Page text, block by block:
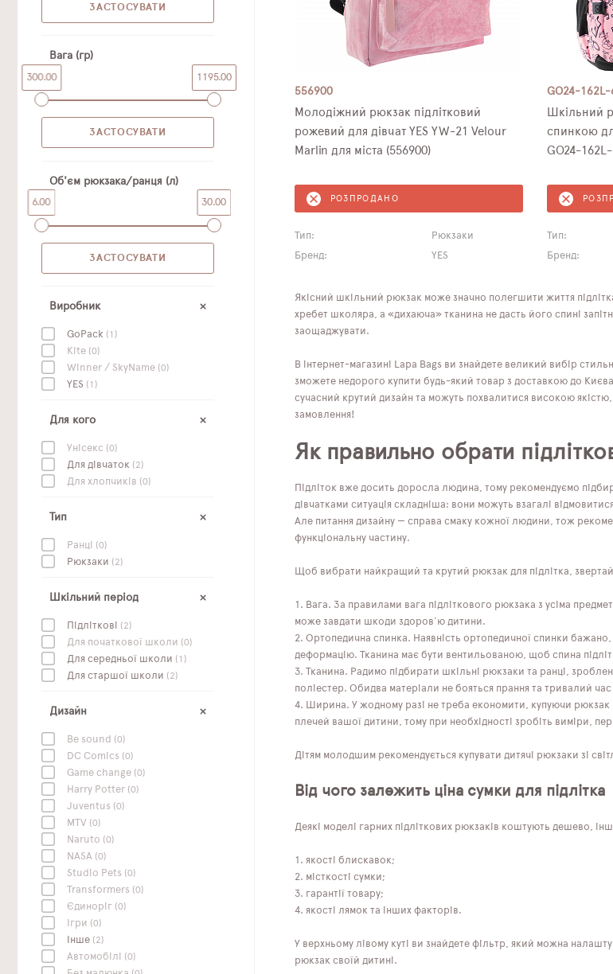
Вага (гр)
300.00 1195.00
Об'єм рюкзака/ранця (л)
6.00 30.00
Виробник
GoPack (1)
Kite (0)
Winner / SkyName (0)
YES (1)
Для кого
Унісекс (0)
Для дівчаток (2)
Для хлопчиків (0)
Тип
Ранці (0)
Рюкзаки (2)
Шкільний період
Підліткові (2)
Для початкової школи (0)
Для середньої школи (1)
Для старшої школи (2)
Дизайн
Be sound (0)
DC Сomics (0)
Game change (0)
Harry Potter (0)
Juventus (0)
MTV (0)
Naruto (0)
NASA (0)
Studio Pets (0)
Transformers (0)
Єдиноріг (0)
Ігри (0)
Інше (2)
Автомобілі (0)
556900
Молодіжний рюкзак підлітковий
рожевий для дівчат YES YW-21 Velour
Marlin для міста (556900)
РОЗПРОДАНО
Тип:
Рюкзаки
Бренд:
YES
GO24-162L-
Шкільний рюкзак з
спинкою
GO24-
Тип:
Бренд:
Якісний шкільний рюкзак може значно полегшити життя
хребет школяра, а «дихаюча» тканина не дасть його спині
заощаджувати.
В інтернет-магазині Lapa Bags ви знайдете великий вибір
зможете недорого купити будь-який товар з доставкою до Києва
сучасний крутий дизайн та можуть похвалитися високою
замовлення!
Як правильно обрати
Підліток вже досить доросла людина, тому рекомендуємо
дівчатками ситуація складніша: вони можуть взагалі
Але питання дизайну — справа смаку кожної людини, тож
функціональну частину.
Щоб вибрати найкращий та крутий рюкзак для підлітка,
Вага. За правилами вага підліткового рюкзака з усіма
може завдати шкоди здоров'ю дитини.
Ортопедична спинка. Наявність ортопедичної спинки
деформацію. Тканина має бути вентильованою, щоб спина
Тканина. Радимо підбирати шкільні рюкзаки та ранці,
поліестер. Обидва матеріали не бояться прання та тривалий
Ширина. У жодному разі не треба економити, купуючи
плечей вашої дитини, тому при необхідності зробіть виміри,
Дітям молодшим рекомендується купувати дитячі рюкзаки зі
Від чого залежить ціна сумки для підлітка
Деякі моделі гарних підліткових рюкзаків коштують дешево,
якості блискавок;
місткості сумки;
гарантії товару;
якості лямок та інших факторів.
У верхньому лівому куті ви знайдете фільтр, який можна
рюкзак своїй дитині.